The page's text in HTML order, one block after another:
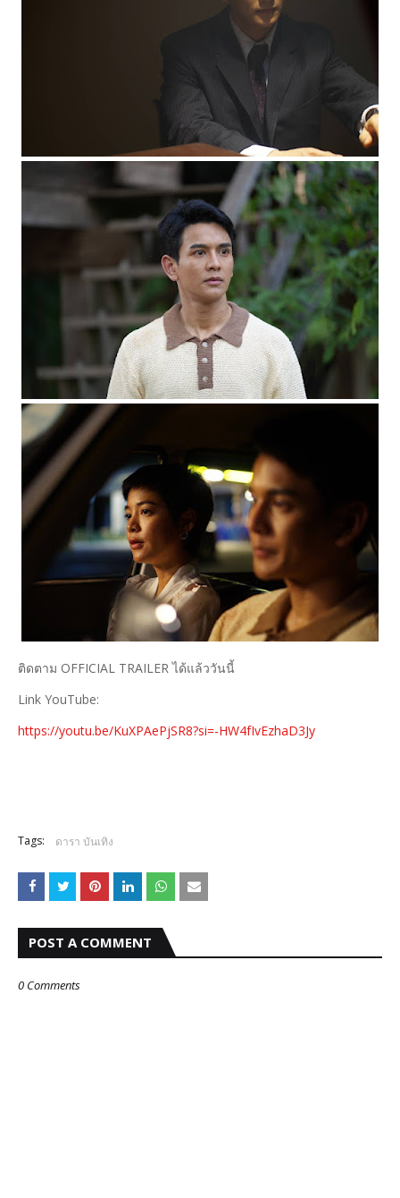
ติดตาม OFFICIAL TRAILER ได้แล้ววันนี้
Link YouTube:
https://youtu.be/KuXPAePjSR8?si=-HW4fIvEzhaD3Jy
Tags: ดารา บันเทิง
POST A COMMENT
0 Comments